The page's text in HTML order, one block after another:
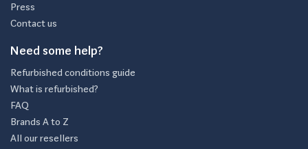
Press
Contact us
Need some help?
Refurbished conditions guide
What is refurbished?
FAQ
Brands A to Z
All our resellers